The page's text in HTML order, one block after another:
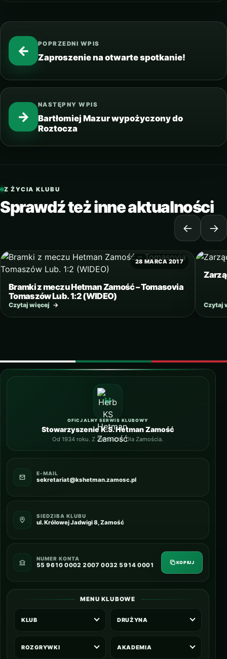
← POPRZEDNI WPIS
Zaproszenie na otwarte spotkanie!
NASTĘPNY WPIS
Bartłomiej Mazur wypożyczony do
Roztocza
→
Z ŻYCIA KLUBU
Sprawdź też inne aktualności
← →
28 MARCA 2017
Bramki z meczu Hetman Zamość – Tomasovia
Tomaszów Lub. 1:2 (WIDEO)
Czytaj więcej → Czytaj
OFICJALNY SERWIS KLUBOWY
Stowarzyszenie K.S. Hetman Zamość
Od 1934 roku. Z Zamościa. Dla Zamościa.
E-MAIL
sekretariat@kshetman.zamosc.pl
SIEDZIBA KLUBU
ul. Królowej Jadwigi 8, Zamość
NUMER KONTA
55 9610 0002 2007 0032 5914 0001 KOPIUJ
MENU KLUBOWE
KLUB DRUŻYNA
ROZGRYWKI AKADEMIA